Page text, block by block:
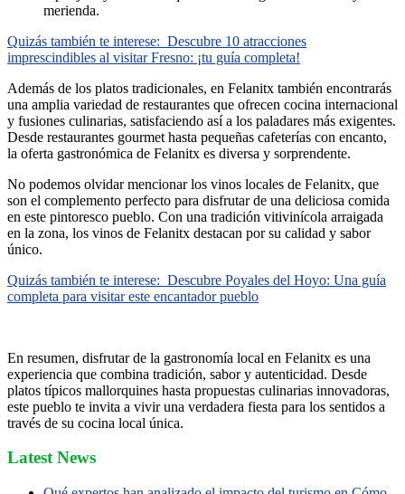
merienda.
Quizás también te interese: Descubre 10 atracciones
imprescindibles al visitar Fresno: ¡tu guía completa!
Además de los platos tradicionales, en Felanitx también encontrarás
una amplia variedad de restaurantes que ofrecen cocina internacional
y fusiones culinarias, satisfaciendo así a los paladares más exigentes.
Desde restaurantes gourmet hasta pequeñas cafeterías con encanto,
la oferta gastronómica de Felanitx es diversa y sorprendente.
No podemos olvidar mencionar los vinos locales de Felanitx, que
son el complemento perfecto para disfrutar de una deliciosa comida
en este pintoresco pueblo. Con una tradición vitivinícola arraigada
en la zona, los vinos de Felanitx destacan por su calidad y sabor
único.
Quizás también te interese: Descubre Poyales del Hoyo: Una guía
completa para visitar este encantador pueblo
En resumen, disfrutar de la gastronomía local en Felanitx es una
experiencia que combina tradición, sabor y autenticidad. Desde
platos típicos mallorquines hasta propuestas culinarias innovadoras,
este pueblo te invita a vivir una verdadera fiesta para los sentidos a
través de su cocina local única.
Latest News